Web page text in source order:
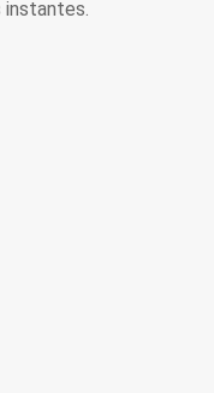
instantes.